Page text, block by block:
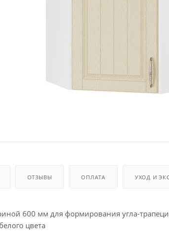
ОТЗЫВЫ ОПЛАТА УХОД И
600 мм для формирования угла-
цвета